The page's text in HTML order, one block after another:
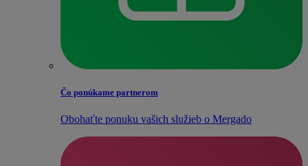
Čo ponúkame partnerom
Obohaťte ponuku vašich služieb o Mergado